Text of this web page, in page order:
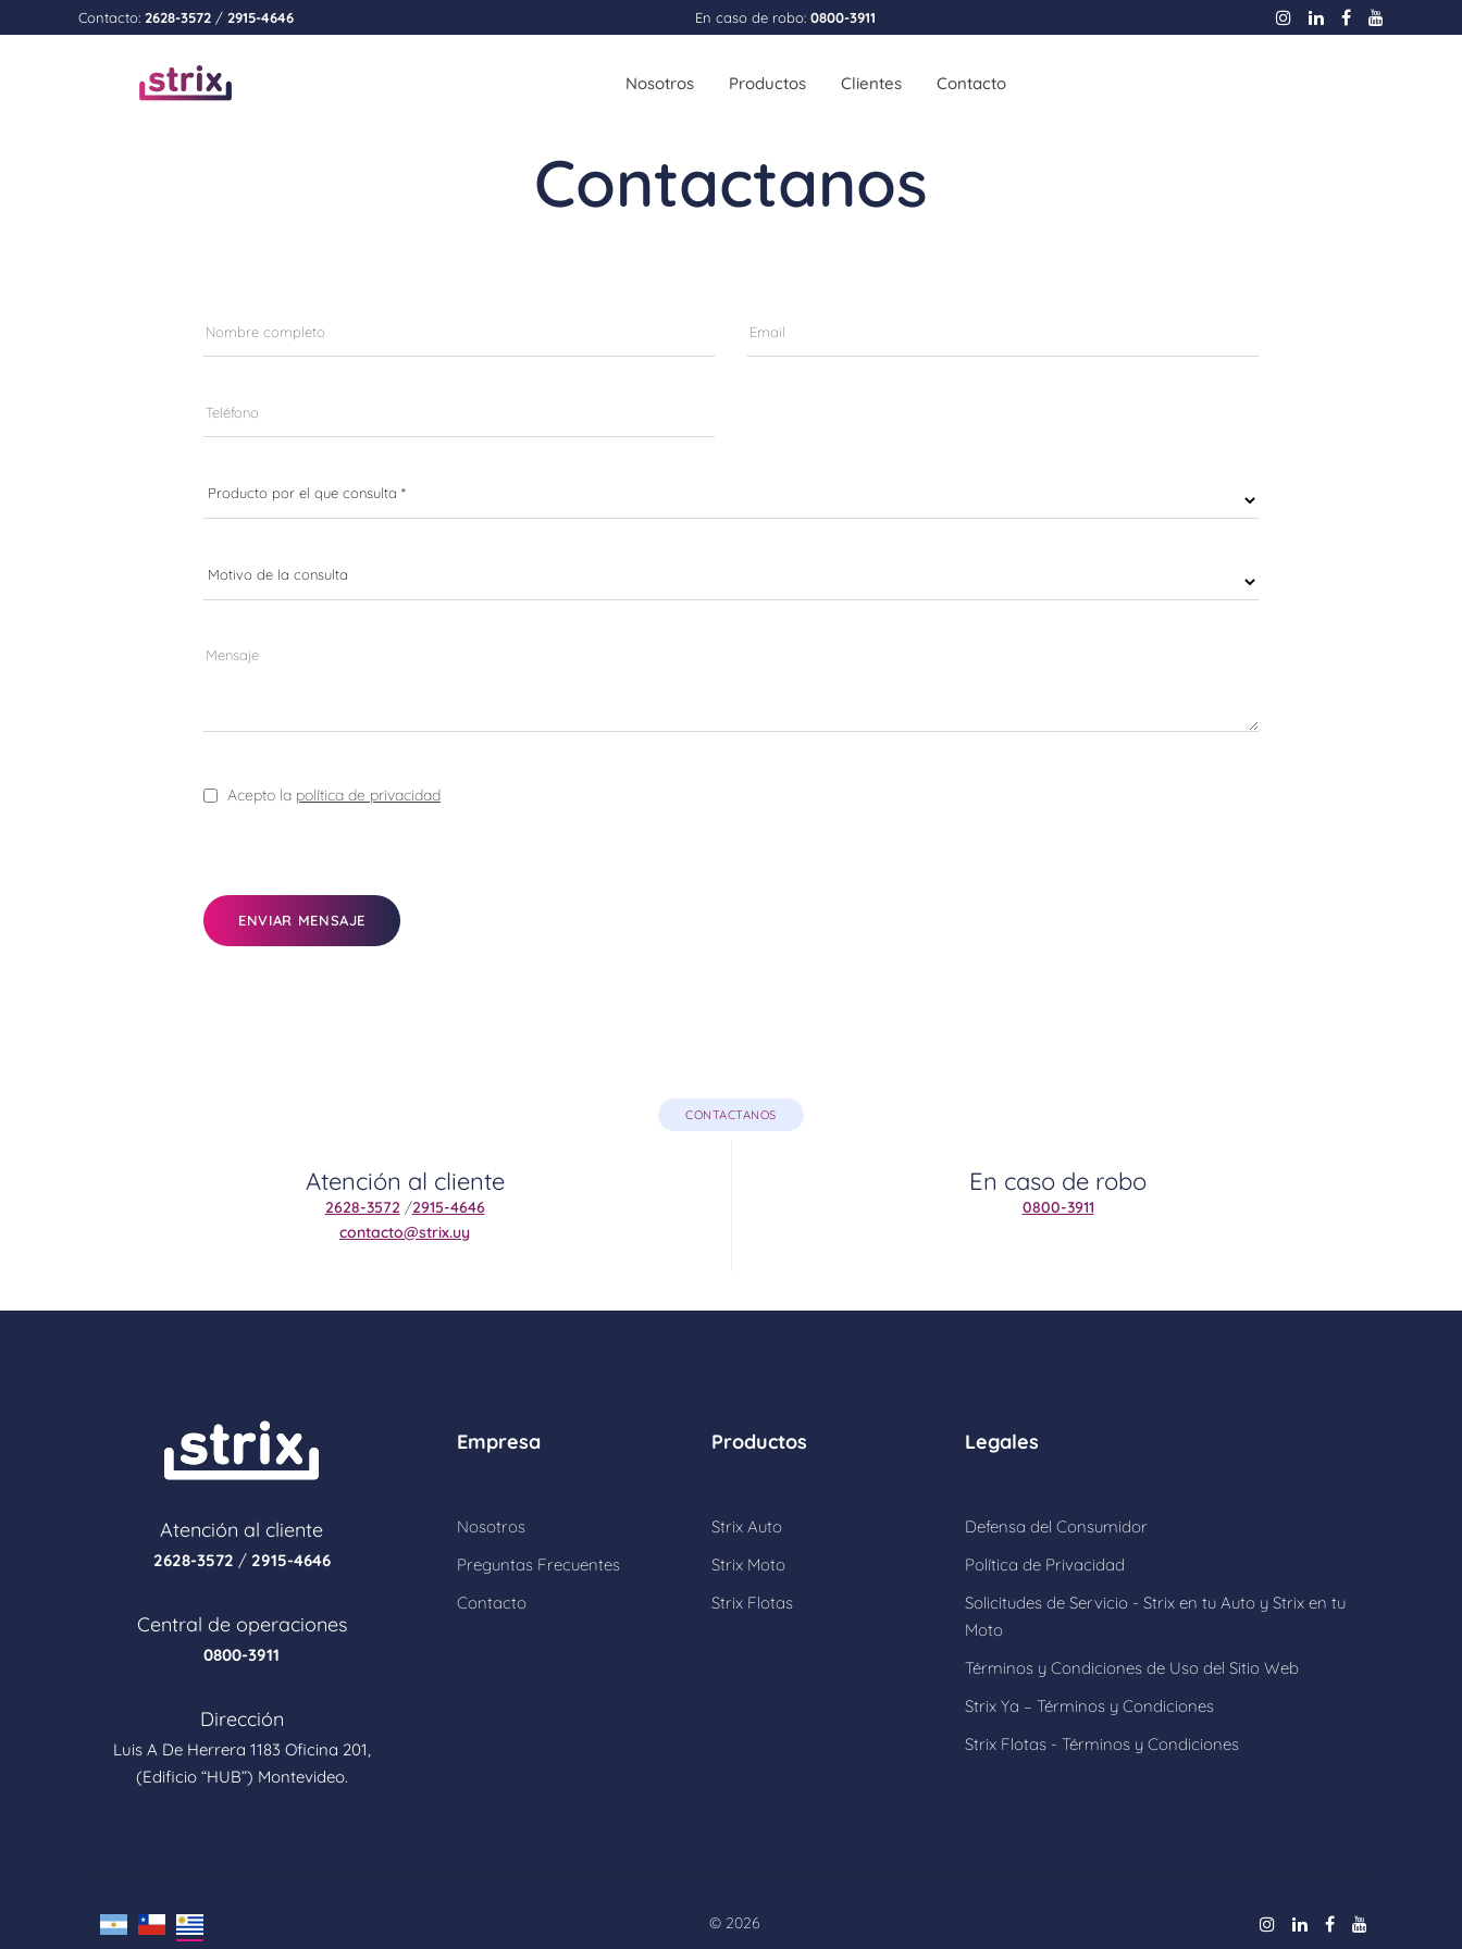
Contacto: 2628-3572 / 2915-4646 En caso de robo: 0800-3911
Nosotros Productos
Personas
Clientes Contacto
Contactanos
Acepto la política de privacidad
ENVIAR MENSAJE
CONTACTANOS
Atención al cliente
2628-3572 /2915-4646
contacto@strix.uy
En caso de robo
0800-3911
Atención al cliente
2628-3572 /2915-4646
Central de operaciones
0800-3911
Dirección
Luis A De Herrera 1183 Oficina 201,
(Edificio “HUB”) Montevideo.
Empresa
Nosotros
Preguntas Frecuentes
Contacto
Productos
Strix Auto
Strix Moto
Strix Flotas
Legales
Defensa del Consumidor
Política de Privacidad
Solicitudes de Servicio - Strix en tu Auto y Strix en tu
Moto
Términos y Condiciones de Uso del Sitio Web
Strix Ya – Términos y Condiciones
Strix Flotas - Términos y Condiciones
© 2026